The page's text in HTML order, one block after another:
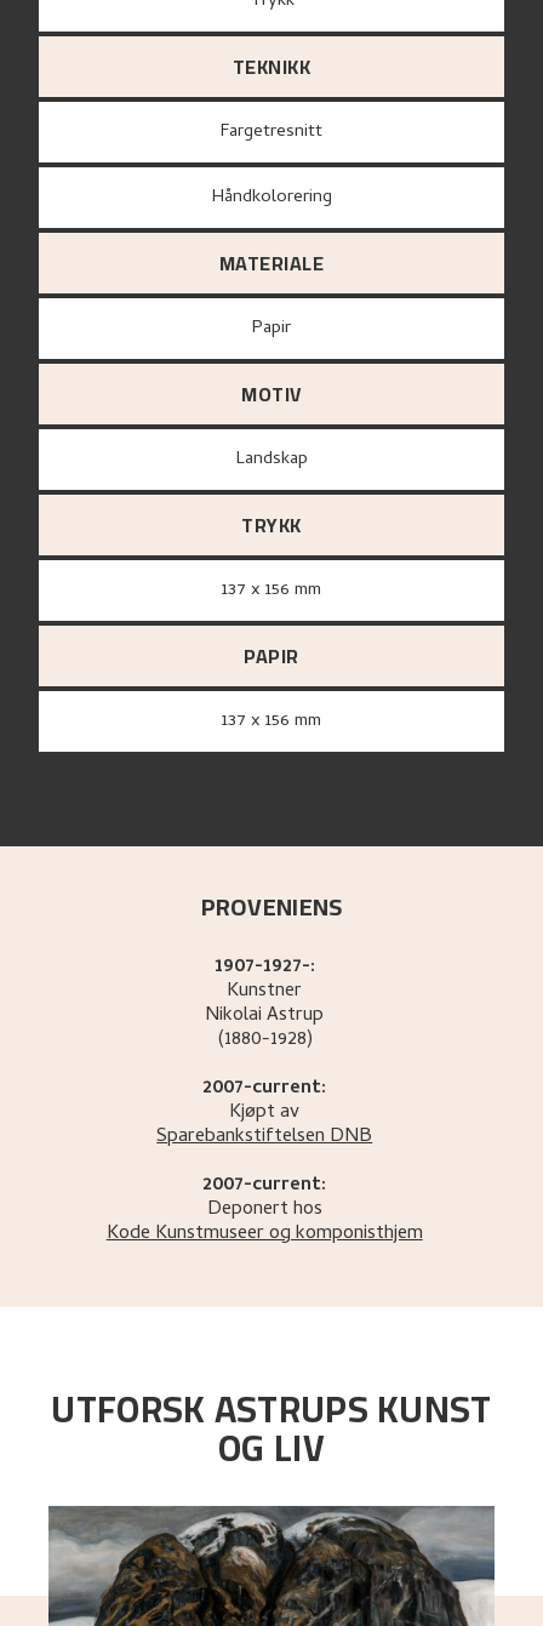
TEKNIKK
Fargetresnitt
Håndkolorering
MATERIALE
papir
MOTIV
Landskap
TRYKK
137 x 156 mm
PAPIR
137 x 156 mm
PROVENIENS
1907-1927-:
Kunstner
NikolaiAstrup
(1880-1928)
2007-current:
Kjøpt av
Sparebankstiftelsen DNB
2007-current:
Deponert hos
Kode Kunstmuseer og komponisthjem
UTFORSK ASTRUPS KUNST
OG LIV